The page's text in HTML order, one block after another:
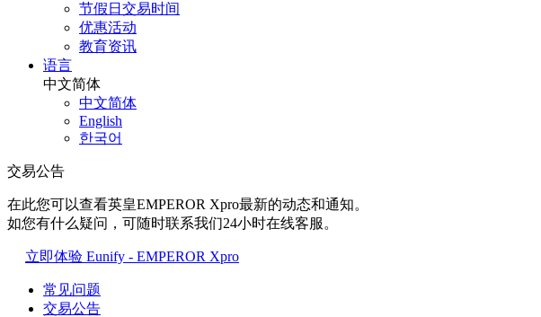
节假日交易时间
优惠活动
教育资讯
语言
中文简体
中文简体
English
한국어
交易公告
在此您可以查看英皇EMPEROR Xpro最新的动态和通知。
如您有什么疑问，可随时联系我们24小时在线客服。
立即体验 Eunify - EMPEROR Xpro
常见问题
交易公告